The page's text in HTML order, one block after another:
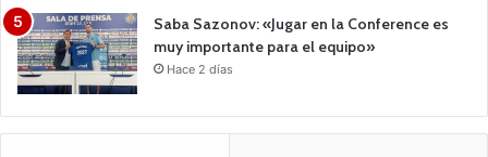
Saba Sazonov: «Jugar en la Conference es
muy importante para el equipo»
Hace 2 días